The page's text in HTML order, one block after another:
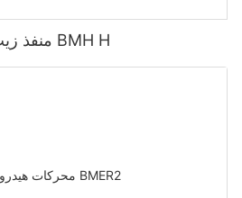
منفذ زيت المحرك الهيدروليكي BMH H